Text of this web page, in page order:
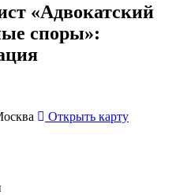
«Адвокатский
споры»:
Открыть карту